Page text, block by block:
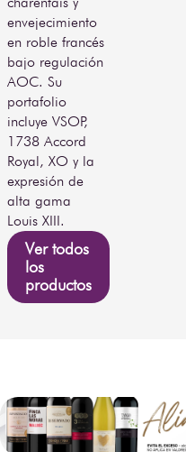
envejecimiento
en roble francés
bajo regulación
AOC. Su
portafolio
incluye VSOP,
1738 Accord
Royal, XO y la
expresión de
alta gama
Louis XIII.
Ver todos
los
productos